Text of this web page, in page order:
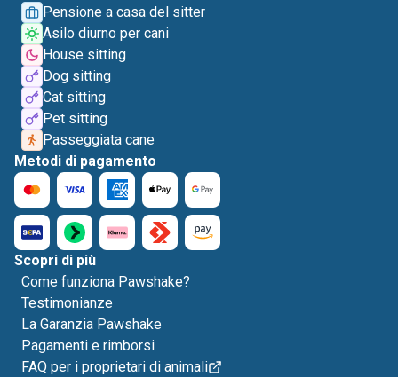
Pensione a casa del sitter
Asilo diurno per cani
House sitting
Dog sitting
Cat sitting
Pet sitting
Passeggiata cane
Metodi di pagamento
Scopri di più
Come funziona Pawshake?
Testimonianze
La Garanzia Pawshake
Pagamenti e rimborsi
FAQ per i proprietari di animali